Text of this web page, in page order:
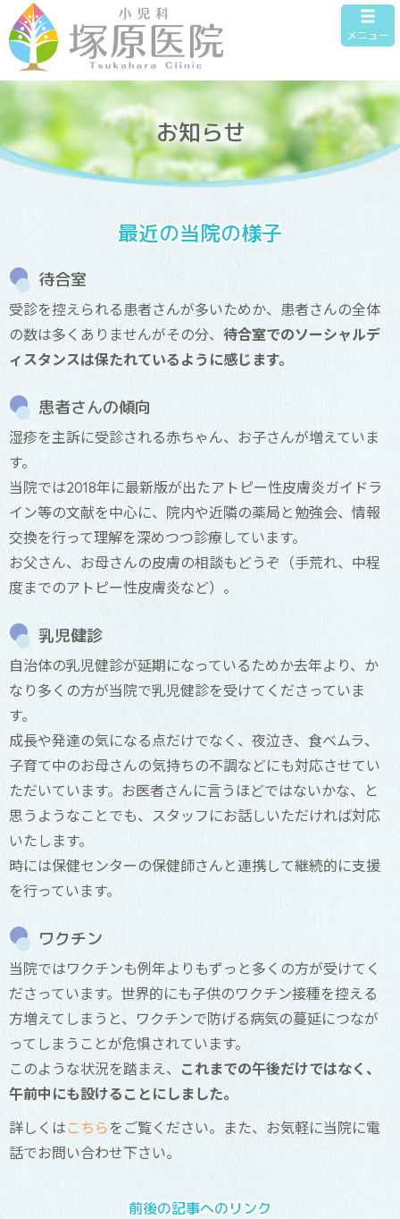
メニュー
お知らせ
最近の当院の様子
待合室
受診を控えられる患者さんが多いためか、患者さんの全体
の数は多くありませんがその分、 待合室でのソーシャルデ
ィスタンスは保たれているように感じます。
患者さんの傾向
湿疹を主訴に受診される赤ちゃん、お子さんが増えていま
す。
当院では2018年に最新版が出たアトピー性皮膚炎ガイドラ
イン等の文献を中心に、院内や近隣の薬局と勉強会、情報
交換を行って理解を深めつつ診療しています。
お父さん、お母さんの皮膚の相談もどうぞ（手荒れ、中程
度までのアトピー性皮膚炎など）。
乳児健診
自治体の乳児健診が延期になっているためか去年より、か
なり多くの方が当院で乳児健診を受けてくださっていま
す。
成長や発達の気になる点だけでなく、夜泣き、食べムラ、
子育て中のお母さんの気持ちの不調などにも対応させてい
ただいています。お医者さんに言うほどではないかな、と
思うようなことでも、スタッフにお話しいただければ対応
いたします。
時には保健センターの保健師さんと連携して継続的に支援
を行っています。
ワクチン
当院ではワクチンも例年よりもずっと多くの方が受けてく
ださっています。世界的にも子供のワクチン接種を控える
方増えてしまうと、ワクチンで防げる病気の蔓延につなが
ってしまうことが危惧されています。
このような状況を踏まえ、 これまでの午後だけではなく、
午前中にも設けることにしました。
詳しくは こちら をご覧ください。また、お気軽に当院に電
話でお問い合わせ下さい。
前後の記事へのリンク